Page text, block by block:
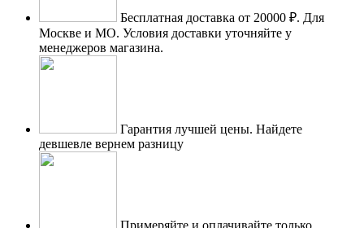
Бесплатная доставка от 20000 ₽. Для
Москве и МО. Условия доставки уточняйте у
менеджеров магазина.
Гарантия лучшей цены. Найдете
девшевле вернем разницу
Примеряйте и оплачивайте только